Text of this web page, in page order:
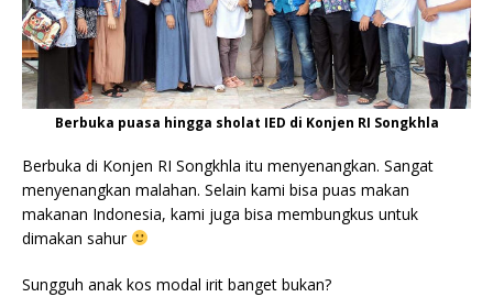
Berbuka puasa hingga sholat IED di Konjen RI Songkhla
Berbuka di Konjen RI Songkhla itu menyenangkan. Sangat
menyenangkan malahan. Selain kami bisa puas makan
makanan Indonesia, kami juga bisa membungkus untuk
dimakan sahur
Sungguh anak kos modal irit banget bukan?